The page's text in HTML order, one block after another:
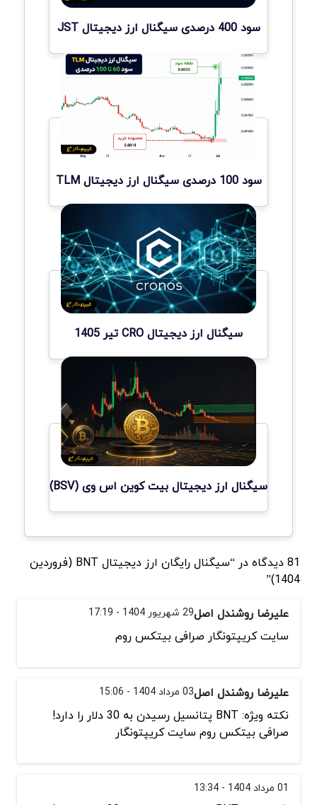
سود 400 درصدی سیگنال ارز دیجیتال JST
سود 100 درصدی سیگنال ارز دیجیتال TLM
سیگنال ارز دیجیتال CRO تیر 1405
سیگنال ارز دیجیتال بیت کوین اس وی (BSV)
81 دیدگاه در “سیگنال رایگان ارز دیجیتال BNT (فروردین
1404)”
علیرضا روشندل اصل29 شهریور 1404 - 17:19
سایت کریپتونگار صرافی بیتکس روم
علیرضا روشندل اصل03 مرداد 1404 - 15:06
نکته ویژه: BNT پتانسیل رسیدن به 30 دلار را دارد!
صرافی بیتکس روم سایت کریپتونگار
01 مرداد 1404 - 13:34